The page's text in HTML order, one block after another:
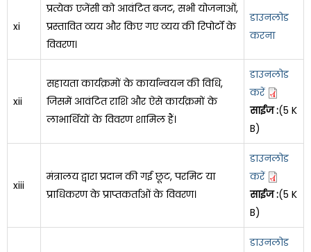
xi
प्रत्येक एजेंसी को आवंटित बजट, सभी योजनाओं,
प्रस्तावित व्यय और किए गए व्यय की रिपोर्टों के
विवरण।
डाउनलोड
करना
xii
सहायता कार्यक्रमों के कार्यान्वयन की विधि,
जिसमें आवंटित राशि और ऐसे कार्यक्रमों के
लाभार्थियों के विवरण शामिल हैं।
डाउनलोड
करें
साईज :(5 K
B)
xiii
मंत्रालय द्वारा प्रदान की गई छूट, परमिट या
प्राधिकरण के प्राप्तकर्ताओं के विवरण।
डाउनलोड
करें
साईज :(5 K
B)
डाउनलोड